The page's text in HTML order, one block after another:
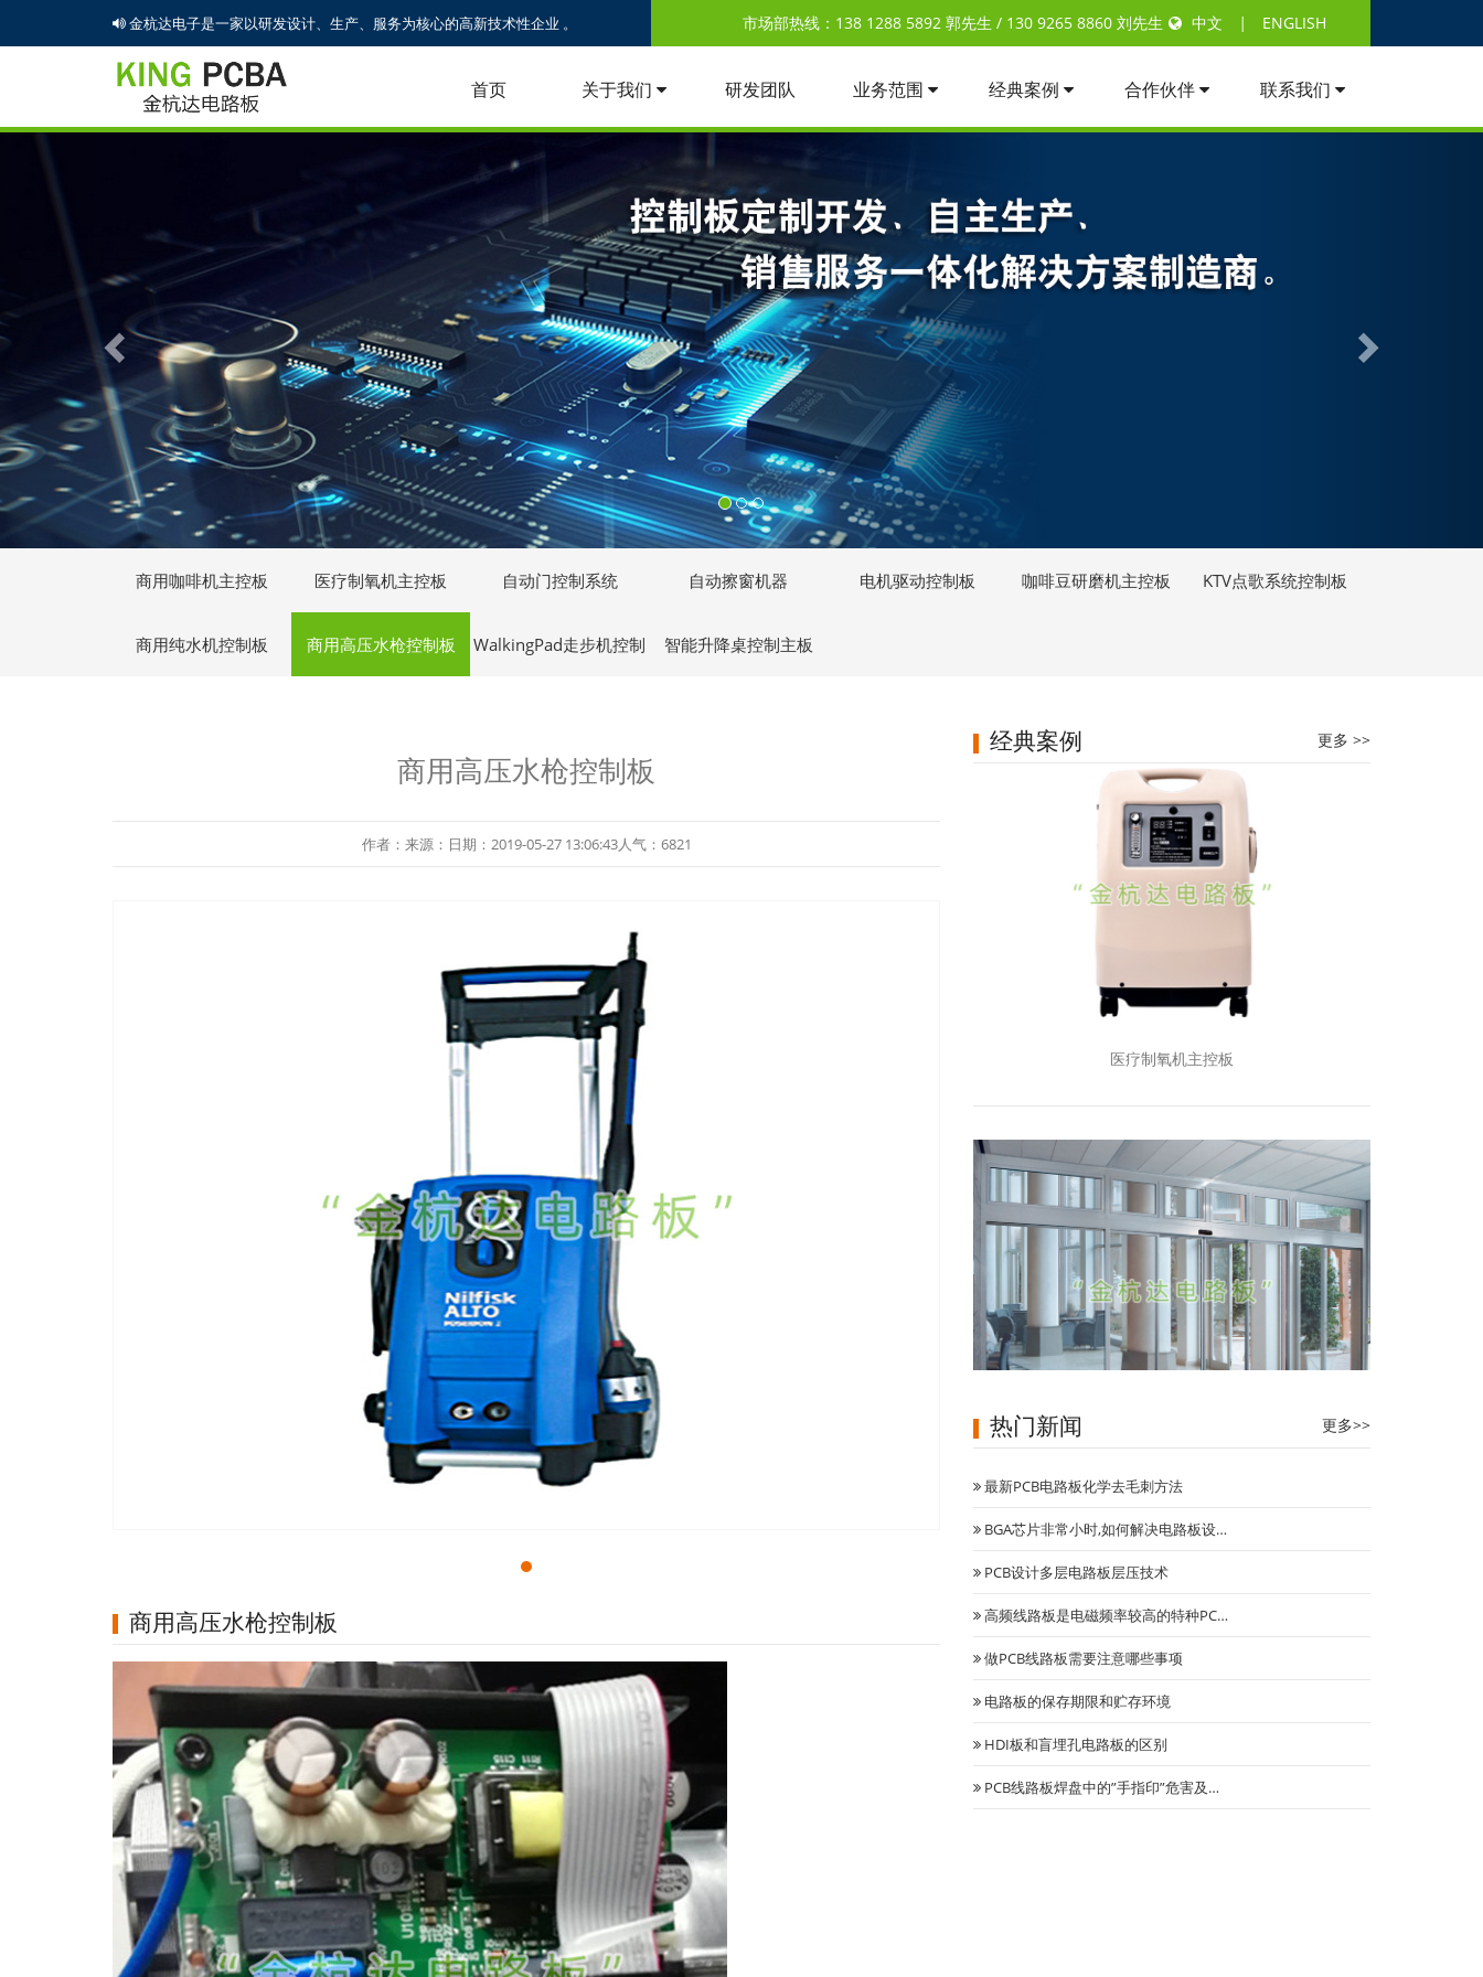
金杭达电子是一家以研发设计、生产、服务为核心的高新技术性企业 。 市场部热线：138 1288 5892 郭先生 / 130 9265 8860 刘先生 中文 | ENGLISH
首页 关于我们 研发团队 业务范围 经典案例 合作伙伴 联系我们
商用咖啡机主控板 医疗制氧机主控板 自动门控制系统 自动擦窗机器 电机驱动控制板 咖啡豆研磨机主控板 KTV点歌系统控制板
商用纯水机控制板 商用高压水枪控制板 WalkingPad走步机控制 智能升降桌控制主板
商用高压水枪控制板
作者：来源：日期：2019-05-27 13:06:43人气：6821
商用高压水枪控制板
经典案例 更多 >>
热门新闻 更多>>
最新PCB电路板化学去毛刺方法
BGA芯片非常小时,如何解决电路板设…
PCB设计多层电路板层压技术
高频线路板是电磁频率较高的特种PC…
做PCB线路板需要注意哪些事项
电路板的保存期限和贮存环境
HDI板和盲埋孔电路板的区别
PCB线路板焊盘中的”手指印”危害及…